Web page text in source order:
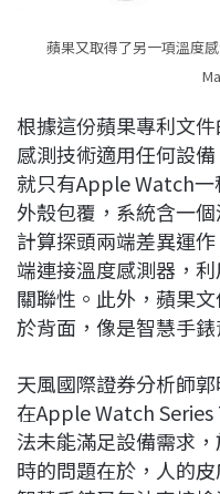
蘋果又取得了另一項溫度
根據這份蘋果專利文
感測技術適用任何設
就只有Apple Watch
外殼包覆，系統含一
計算探頭兩端差異運
端連接溫度感測器，
關聯性。此外，蘋果
於背面，像是智慧手錶
天風國際證券分析師
在Apple Watch
法未能滿足設備需求
時的問題在於，人的